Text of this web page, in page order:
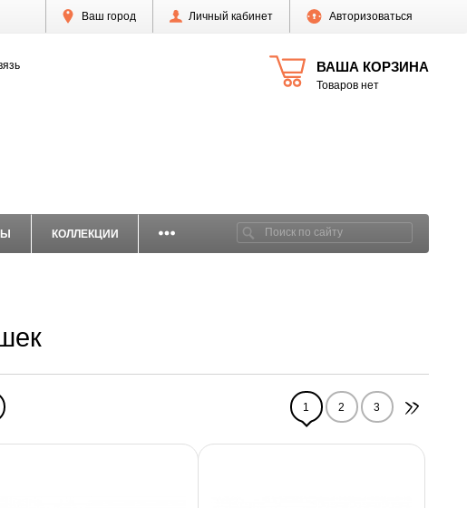
Ваш город Личный кабинет Авторизоваться
ВАША КОРЗИНА
Товаров нет
КОЛЛЕКЦИИ
1 2 3